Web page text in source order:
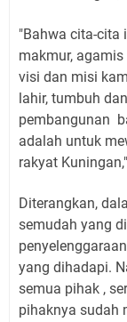
"Bahwa cita-cita
makmur,
visi dan misi
lahir, tumbuh
pembangunan
adalah untuk
rakyat
Diterangkan,
semudah yang
yang dihadapi.
semua pihak ,
pihaknya sudah